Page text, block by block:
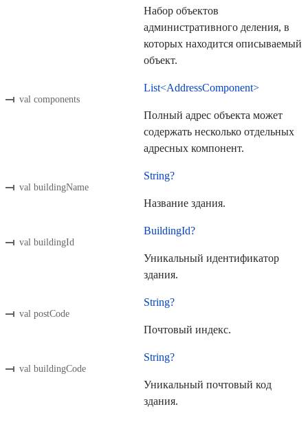
Набор объектов
административного деления, в
которых находится описываемый
объект.
val components
List<AddressComponent>
Полный адрес объекта может
содержать несколько отдельных
адресных компонент.
val buildingName
String?
Название здания.
val buildingId
BuildingId?
Уникальный идентификатор
здания.
val postCode
String?
Почтовый индекс.
val buildingCode
String?
Уникальный почтовый код
здания.